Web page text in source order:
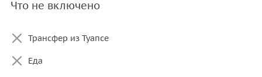
Что не включено
Трансфер из Туапсе
Еда